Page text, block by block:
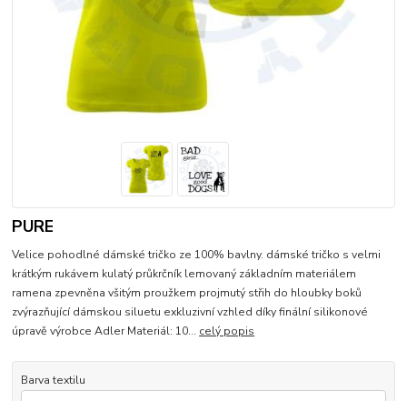
PURE
Velice pohodlné dámské tričko ze 100% bavlny. dámské tričko s velmi
krátkým rukávem kulatý průkrčník lemovaný základním materiálem
ramena zpevněna všitým proužkem projmutý střih do hloubky boků
zvýrazňující dámskou siluetu exkluzivní vzhled díky finální silikonové
úpravě výrobce Adler Materiál: 10... celý popis
Barva textilu